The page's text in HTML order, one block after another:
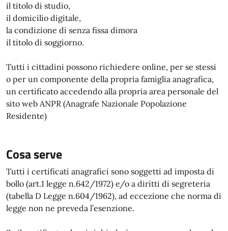
il titolo di studio,
il domicilio digitale,
la condizione di senza fissa dimora
il titolo di soggiorno.
Tutti i cittadini possono richiedere online, per se stessi
o per un componente della propria famiglia anagrafica,
un certificato accedendo alla propria area personale del
sito web ANPR (Anagrafe Nazionale Popolazione
Residente)
Cosa serve
Tutti i certificati anagrafici sono soggetti ad imposta di
bollo (art.1 legge n.642/1972) e/o a diritti di segreteria
(tabella D Legge n.604/1962), ad eccezione che norma di
legge non ne preveda l’esenzione.